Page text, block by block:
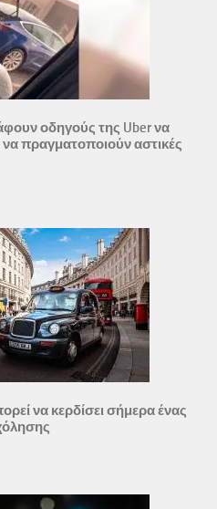
οδηγούς της Uber να
να πραγματοποιούν αστικές
να κερδίσει σήμερα ένας